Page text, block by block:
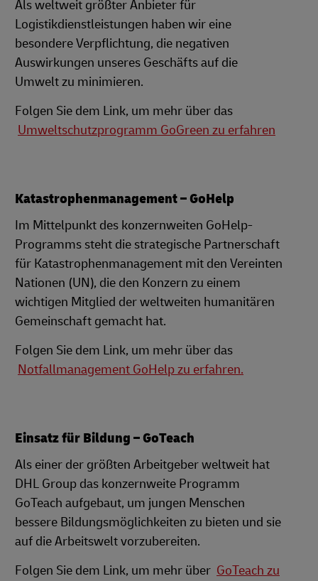
Als weltweit größter Anbieter für
Logistikdienstleistungen haben wir eine
besondere Verpflichtung, die negativen
Auswirkungen unseres Geschäfts auf die
Umwelt zu minimieren.
Folgen Sie dem Link, um mehr über das
Umweltschutzprogramm GoGreen zu erfahren
Katastrophenmanagement – GoHelp
Im Mittelpunkt des konzernweiten GoHelp-
Programms steht die strategische Partnerschaft
für Katastrophenmanagement mit den Vereinten
Nationen (UN), die den Konzern zu einem
wichtigen Mitglied der weltweiten humanitären
Gemeinschaft gemacht hat.
Folgen Sie dem Link, um mehr über das
Notfallmanagement GoHelp zu erfahren.
Einsatz für Bildung – GoTeach
Als einer der größten Arbeitgeber weltweit hat
DHL Group das konzernweite Programm
GoTeach aufgebaut, um jungen Menschen
bessere Bildungsmöglichkeiten zu bieten und sie
auf die Arbeitswelt vorzubereiten.
Folgen Sie dem Link, um mehr über GoTeach zu